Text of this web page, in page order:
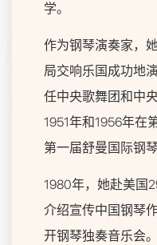
学。
作为钢琴演奏家，
局交响乐国成功地
任中央歌舞团和中
1951年和1956年在
第一届舒曼国际钢
1980年，她赴美国
介绍宣传中国钢琴
开钢琴独奏音乐会